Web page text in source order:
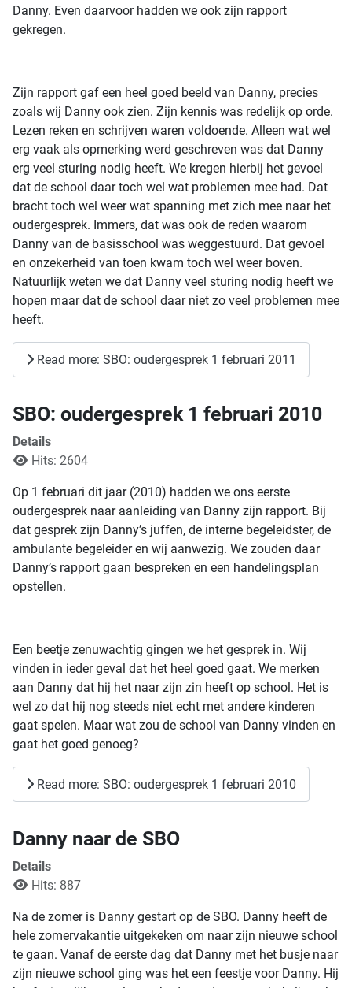
Danny. Even daarvoor hadden we ook zijn rapport
gekregen.
Zijn rapport gaf een heel goed beeld van Danny, precies
zoals wij Danny ook zien. Zijn kennis was redelijk op orde.
Lezen reken en schrijven waren voldoende. Alleen wat wel
erg vaak als opmerking werd geschreven was dat Danny
erg veel sturing nodig heeft. We kregen hierbij het gevoel
dat de school daar toch wel wat problemen mee had. Dat
bracht toch wel weer wat spanning met zich mee naar het
oudergesprek. Immers, dat was ook de reden waarom
Danny van de basisschool was weggestuurd. Dat gevoel
en onzekerheid van toen kwam toch wel weer boven.
Natuurlijk weten we dat Danny veel sturing nodig heeft we
hopen maar dat de school daar niet zo veel problemen mee
heeft.
Read more: SBO: oudergesprek 1 februari 2011
SBO: oudergesprek 1 februari 2010
Details
Hits: 2604
Op 1 februari dit jaar (2010) hadden we ons eerste
oudergesprek naar aanleiding van Danny zijn rapport. Bij
dat gesprek zijn Danny’s juffen, de interne begeleidster, de
ambulante begeleider en wij aanwezig. We zouden daar
Danny’s rapport gaan bespreken en een handelingsplan
opstellen.
Een beetje zenuwachtig gingen we het gesprek in. Wij
vinden in ieder geval dat het heel goed gaat. We merken
aan Danny dat hij het naar zijn zin heeft op school. Het is
wel zo dat hij nog steeds niet echt met andere kinderen
gaat spelen. Maar wat zou de school van Danny vinden en
gaat het goed genoeg?
Read more: SBO: oudergesprek 1 februari 2010
Danny naar de SBO
Details
Hits: 887
Na de zomer is Danny gestart op de SBO. Danny heeft de
hele zomervakantie uitgekeken om naar zijn nieuwe school
te gaan. Vanaf de eerste dag dat Danny met het busje naar
zijn nieuwe school ging was het een feestje voor Danny. Hij